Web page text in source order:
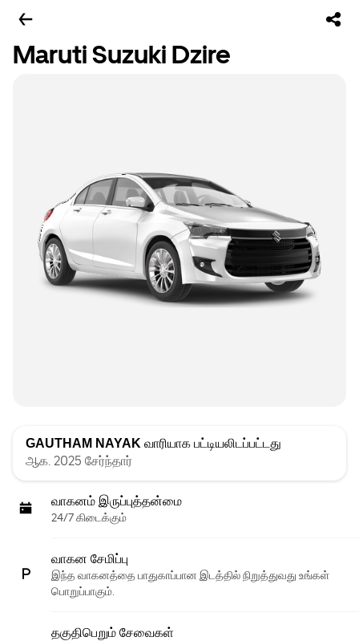
Maruti Suzuki Dzire
GAUTHAM NAYAK வாரியாக பட்டியலிடப்பட்டது
ஆக. 2025 சேர்ந்தார்
வாகனம் இருப்புத்தன்மை
24/7 கிடைக்கும்
வாகன சேமிப்பு
இந்த வாகனத்தை பாதுகாப்பான இடத்தில் நிறுத்துவது உங்கள்
பொறுப்பாகும்.
தகுதிபெறும் சேவைகள்